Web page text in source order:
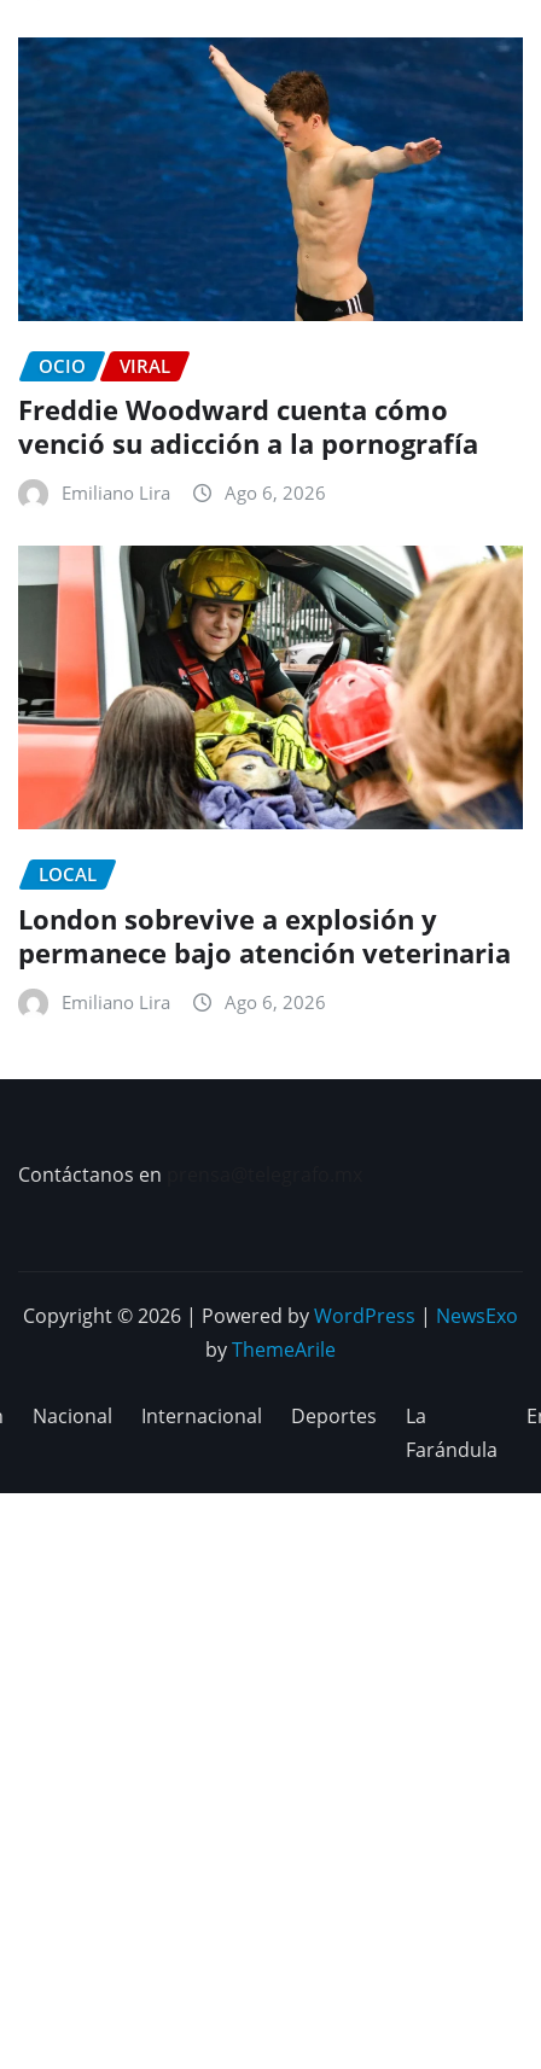
OCIO VIRAL
Freddie Woodward cuenta cómo
venció su adicción a la pornografía
Emiliano Lira Ago 6, 2026
LOCAL
London sobrevive a explosión y
permanece bajo atención veterinaria
Emiliano Lira Ago 6, 2026
Contáctanos en
Copyright © 2026 | Powered byWordPress | NewsExo
byThemeArile
Nacional Internacional Deportes
La
Farándula